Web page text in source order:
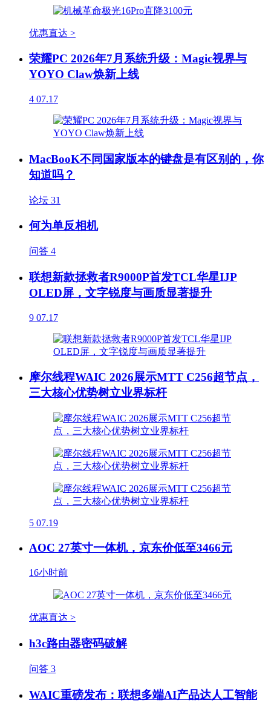
优惠直达 >
荣耀PC 2026年7月系统升级：Magic视界与
YOYO Claw焕新上线
4 07.17
MacBooK不同国家版本的键盘是有区别的，你
知道吗？
论坛 31
何为单反相机
问答 4
联想新款拯救者R9000P首发TCL华星IJP
OLED屏，文字锐度与画质显著提升
9 07.17
摩尔线程WAIC 2026展示MTT C256超节点，
三大核心优势树立业界标杆
5 07.19
AOC 27英寸一体机，京东价低至3466元
16小时前
优惠直达 >
h3c路由器密码破解
问答 3
WAIC重磅发布：联想多端AI产品达人工智能